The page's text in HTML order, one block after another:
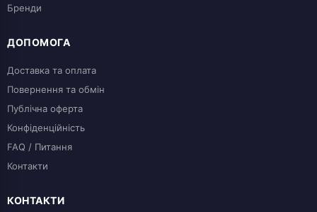
Бренди
ДОПОМОГА
Доставка та оплата
Повернення та обмін
Публічна оферта
Конфіденційність
FAQ / Питання
Контакти
КОНТАКТИ